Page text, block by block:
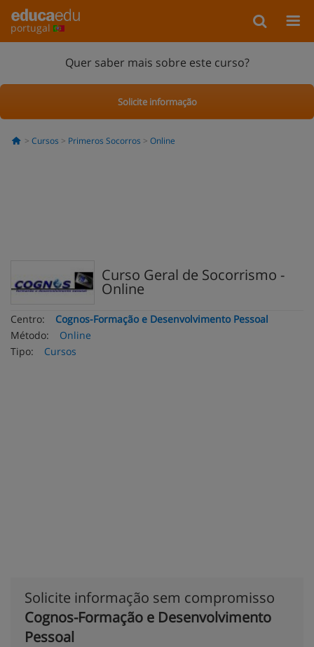
portugal
Quer saber mais sobre este curso?
Solicite informação
Cursos Primeros Socorros Online
Curso Geral de Socorrismo -
Online
Centro:
Cognos-Formação e Desenvolvimento Pessoal
Método:
Online
Tipo:
Cursos
Solicite informação sem compromisso
Cognos-Formação e Desenvolvimento
Pessoal